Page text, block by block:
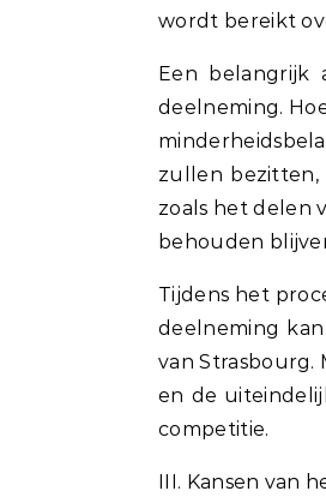
wordt bereikt
Een belangrijk
deelneming.
zullen bezitten,
zoals het delen
behouden
Tijdens het
deelneming
van Strasbourg.
en de
competitie.
III. Kansen van